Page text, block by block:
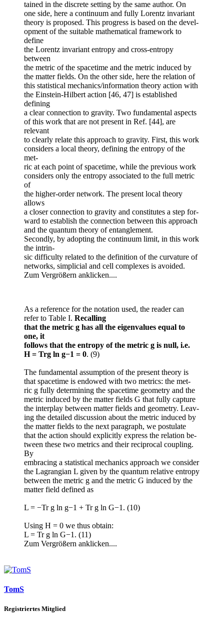
tained in the discrete setting by the same author. On
one side, here a continuum and fully Lorentz invariant
theory is proposed. This progress is based on the devel-
opment of the suitable mathematical framework to
define
the Lorentz invariant entropy and cross-entropy
between
the metric of the spacetime and the metric induced by
the matter fields. On the other side, here the relation of
this statistical mechanics/information theory action with
the Einstein-Hilbert action [46, 47] is established
defining
a clear connection to gravity. Two fundamental aspects
of this work that are not present in Ref. [44], are
relevant
to clearly relate this approach to gravity. First, this work
considers a local theory, defining the entropy of the
met-
ric at each point of spacetime, while the previous work
considers only the entropy associated to the full metric
of
the higher-order network. The present local theory
allows
a closer connection to gravity and constitutes a step for-
ward to establish the connection between this approach
and the quantum theory of entanglement.
Secondly, by adopting the continuum limit, in this work
the intrin-
sic difficulty related to the definition of the curvature of
networks, simplicial and cell complexes is avoided.
Zum Vergrößern anklicken....
As a reference for the notation used, the reader can
refer to Table I. Recalling
that the metric g has all the eigenvalues equal to
one, it
follows that the entropy of the metric g is null, i.e.
H = Trg ln g−1 = 0. (9)
The fundamental assumption of the present theory is
that spacetime is endowed with two metrics: the met-
ric g fully determining the spacetime geometry and the
metric induced by the matter fields G that fully capture
the interplay between matter fields and geometry. Leav-
ing the detailed discussion about the metric induced by
the matter fields to the next paragraph, we postulate
that the action should explicitly express the relation be-
tween these two metrics and their reciprocal coupling.
By
embracing a statistical mechanics approach we consider
the Lagrangian L given by the quantum relative entropy
between the metric g and the metric G induced by the
matter field defined as
L = −Tr g ln g−1 + Tr g ln G−1. (10)
Using H = 0 we thus obtain:
L = Tr g ln G−1. (11)
Zum Vergrößern anklicken....
TomS
Registriertes Mitglied